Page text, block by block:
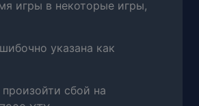
игры в некоторые игры,
указана как
сбой на